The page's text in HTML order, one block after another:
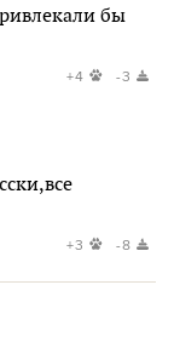
бы
+4 -3
+3 -8